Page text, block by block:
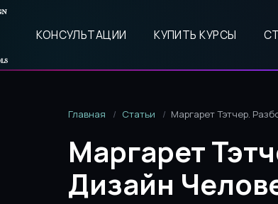
КОНСУЛЬТАЦИИ КУПИТЬ КУРСЫ
Главная Статьи Маргарет Тэтчер.
Маргарет
Дизайн